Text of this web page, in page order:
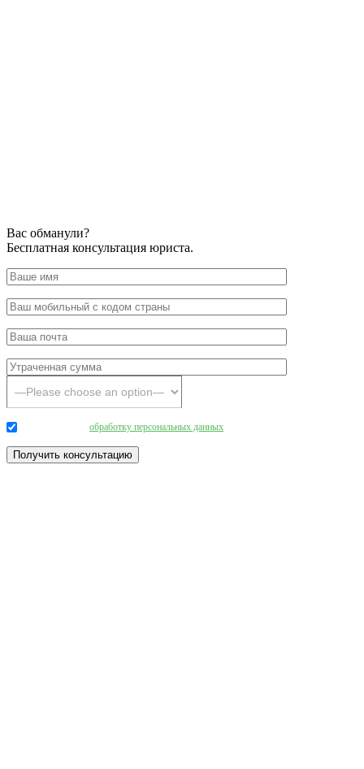
Вас обманули?
Бесплатная консультация юриста.
обработку персональных данных